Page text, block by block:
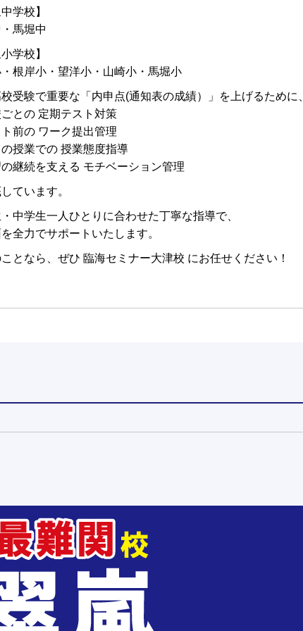
学校】
馬堀中
学校】
根岸小・望洋小・山崎小・馬堀小
受験で重要な「内申点(通知表の成績）」を上げるために
ごとの 定期テスト対策
ト前の ワーク提出管理
の授業での 授業態度指導
の継続を支える モチベーション管理
ています。
中学生一人ひとりに合わせた丁寧な指導で、
全力でサポートいたします。
となら、ぜひ 臨海セミナー大津校 にお任せください！